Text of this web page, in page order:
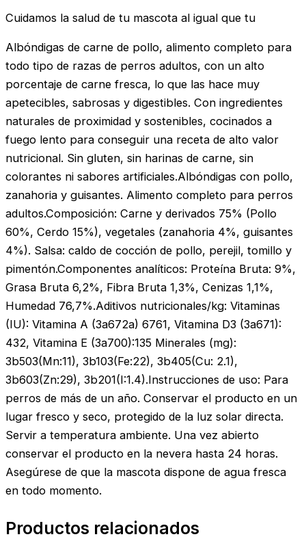
Cuidamos la salud de tu mascota al igual que tu
Albóndigas de carne de pollo, alimento completo para
todo tipo de razas de perros adultos, con un alto
porcentaje de carne fresca, lo que las hace muy
apetecibles, sabrosas y digestibles. Con ingredientes
naturales de proximidad y sostenibles, cocinados a
fuego lento para conseguir una receta de alto valor
nutricional. Sin gluten, sin harinas de carne, sin
colorantes ni sabores artificiales.Albóndigas con pollo,
zanahoria y guisantes. Alimento completo para perros
adultos.Composición: Carne y derivados 75% (Pollo
60%, Cerdo 15%), vegetales (zanahoria 4%, guisantes
4%). Salsa: caldo de cocción de pollo, perejil, tomillo y
pimentón.Componentes analíticos: Proteína Bruta: 9%,
Grasa Bruta 6,2%, Fibra Bruta 1,3%, Cenizas 1,1%,
Humedad 76,7%.Aditivos nutricionales/kg: Vitaminas
(IU): Vitamina A (3a672a) 6761, Vitamina D3 (3a671):
432, Vitamina E (3a700):135 Minerales (mg):
3b503(Mn:11), 3b103(Fe:22), 3b405(Cu: 2.1),
3b603(Zn:29), 3b201(I:1.4).Instrucciones de uso: Para
perros de más de un año. Conservar el producto en un
lugar fresco y seco, protegido de la luz solar directa.
Servir a temperatura ambiente. Una vez abierto
conservar el producto en la nevera hasta 24 horas.
Asegúrese de que la mascota dispone de agua fresca
en todo momento.
Productos relacionados